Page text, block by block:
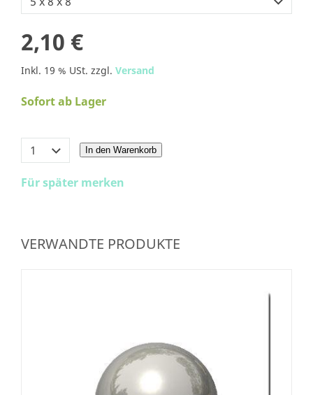
2,10 €
Inkl. 19 % USt. zzgl. Versand
Sofort ab Lager
In den Warenkorb
Für später merken
VERWANDTE PRODUKTE